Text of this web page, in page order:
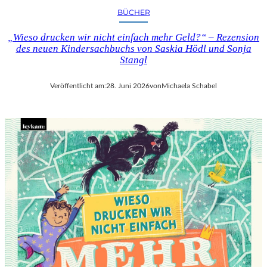
BÜCHER
„Wieso drucken wir nicht einfach mehr Geld?“ – Rezension
des neuen Kindersachbuchs von Saskia Hödl und Sonja
Stangl
Veröffentlicht am:28. Juni 2026vonMichaela Schabel